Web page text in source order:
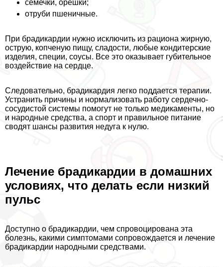
семечки, орешки;
отруби пшеничные.
При брадикардии нужно исключить из рациона жирную,
острую, копченую пищу, сладости, любые кондитерские
изделия, специи, соусы. Все это оказывает губительное
воздействие на сердце.
Следовательно, брадикардия легко поддается терапии.
Устранить причины и нормализовать работу сердечно-
сосудистой системы помогут не только медикаменты, но
и народные средства, а спорт и правильное питание
сводят шансы развития недуга к нулю.
Лечение брадикардии в домашних
условиях, что делать если низкий
пульс
Доступно о брадикардии, чем спровоцирована эта
болезнь, какими симптомами сопровождается и лечение
брадикардии народными средствами.